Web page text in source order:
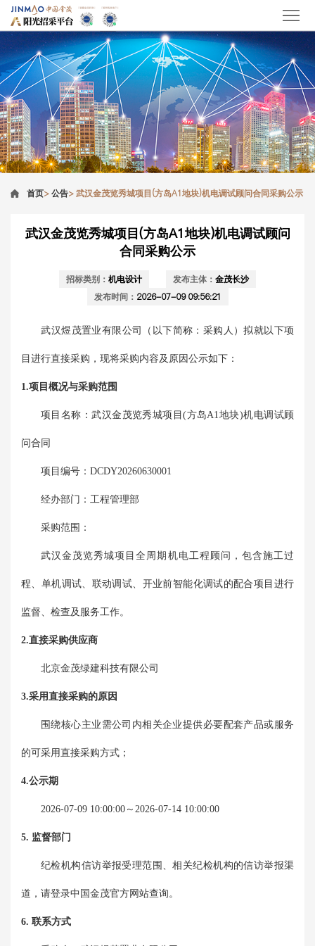
首页>公告>武汉金茂览秀城项目(方岛A1地块)机电调试顾问合同采购公示
武汉金茂览秀城项目(方岛A1地块)机电调试顾问
合同采购公示
招标类别： 机电设计 发布主体： 金茂长沙
发布时间： 2026-07-09 09:56:21
武汉煜茂置业有限公司 （以下简称：采购人）拟就以下项
目进行直接采购，现将采购内容及原因公示如下：
1.项目概况与采购范围
项目名称：武汉金茂览秀城项目(方岛A1地块)机电调试顾
问合同
项目编号： DCDY20260630001
经办部门： 工程管理部
采购范围：
武汉金茂览秀城项目全周期机电工程顾问，包含施工过
程、单机调试、联动调试、开业前智能化调试的配合项目进行
监督、检查及服务工作。
2.直接采购供应商
北京金茂绿建科技有限公司
3.采用直接采购的原因
围绕核心主业需公司内相关企业提供必要配套产品或服务
的可采用直接采购方式；
4.公示期
2026-07-09 10:00:00 ～ 2026-07-14 10:00:00
5. 监督部门
纪检机构信访举报受理范围、相关纪检机构的信访举报渠
道，请登录中国金茂官方网站查询。
6. 联系方式